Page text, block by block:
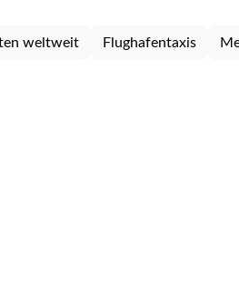
weltweit Flughafentaxis